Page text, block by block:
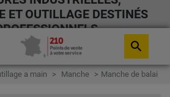
ET OUTILLAGE DESTINÉS
search
a main Manche Manche de balai